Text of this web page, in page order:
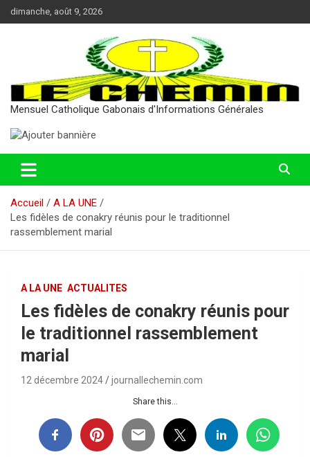
Aller
au
dimanche, août 9, 2026
Mensuel Catholique Gabonais d'Informations Générales
Accueil
A LA UNE
Les fidèles de conakry réunis pour le traditionnel
rassemblement marial
A LA UNE ACTUALITES
Les fidèles de conakry réunis pour
le traditionnel rassemblement
marial
12 décembre 2024 journallechemin.com
Share this...